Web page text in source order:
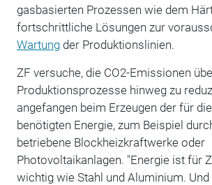
gasbasierten Prozessen wie dem
fortschrittliche Lösungen zur
Wartungder Produktionslinien.
ZF versuche, die CO2-Emissionen
Produktionsprozesse hinweg zu
angefangen beim Erzeugen der für
benötigten Energie, zum Beispiel
betriebene Blockheizkraftwerke oder
Photovoltaikanlagen. "Energie ist für
wichtig wie Stahl und Aluminium.